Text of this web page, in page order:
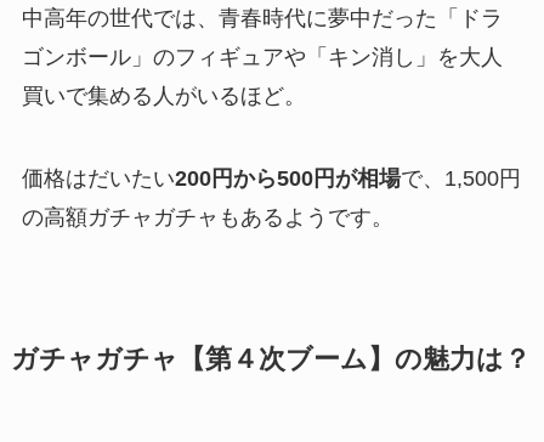
中高年の世代では、青春時代に夢中だった「ドラ
ゴンボール」のフィギュアや「キン消し」を大人
買いで集める人がいるほど。
価格はだいたい200円から500円が相場で、1,500円
の高額ガチャガチャもあるようです。
ガチャガチャ【第４次ブーム】の魅力は？